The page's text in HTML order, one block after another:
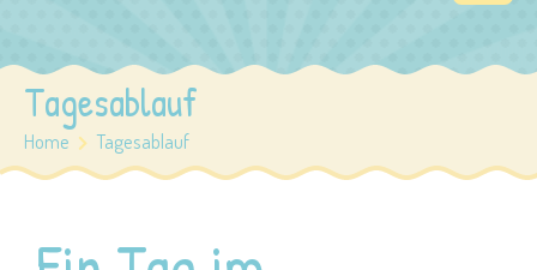
Tagesablauf
Home Tagesablauf